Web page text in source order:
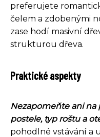
preferujete
čelem a zdobenými
zase hodí masivní
strukturou dřeva.
Praktické aspekty
Nezapomeňte ani na
postele, typ roštu a
pohodlné vstávání a